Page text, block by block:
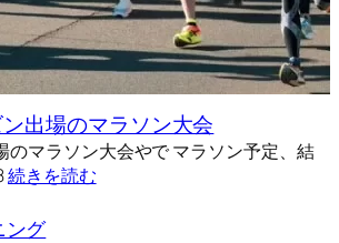
出場のマラソン大会
のマラソン大会やで マラソン予定、結
続きを読む
ング